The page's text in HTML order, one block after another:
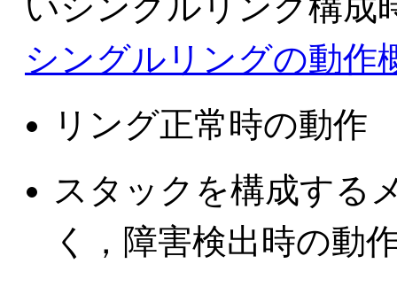
いシングルリング構成
シングルリングの動作
リング正常時の動作
スタックを構成する
く，障害検出時の動